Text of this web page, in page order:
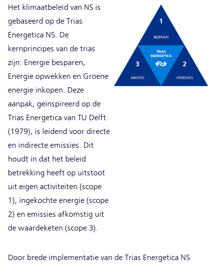
Het klimaatbeleid van NS is
gebaseerd op de Trias
Energetica NS. De
kernprincipes van de trias
zijn: Energie besparen,
Energie opwekken en Groene
energie inkopen. Deze
aanpak, geïnspireerd op de
Trias Energetica van TU Delft
(1979), is leidend voor directe
en indirecte emissies. Dit
houdt in dat het beleid
betrekking heeft op uitstoot
uit eigen activiteiten (scope
1), ingekochte energie (scope
2) en emissies afkomstig uit
de waardeketen (scope 3).
Door brede implementatie van de Trias Energetica NS